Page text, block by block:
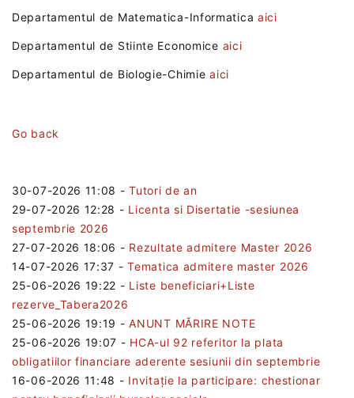
Departamentul de Matematica-Informaticaaici
Departamentul de Stiinte Economice aici
Departamentul de Biologie-Chimieaici
Go back
30-07-2026 11:08 -Tutori de an
29-07-2026 12:28 - Licenta si Disertatie -sesiunea
septembrie 2026
27-07-2026 18:06 - Rezultate admitere Master 2026
14-07-2026 17:37 -Tematica admitere master 2026
25-06-2026 19:22 - Liste beneficiari+Liste
rezerve_Tabera2026
25-06-2026 19:19 -ANUNT MĂRIRE NOTE
25-06-2026 19:07 - HCA-ul 92 referitor la plata
obligatiilor financiare aderente sesiunii din septembrie
16-06-2026 11:48 - Invitație la participare: chestionar